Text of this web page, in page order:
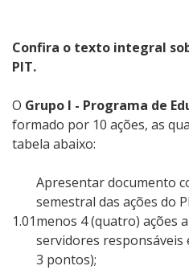
Confira o texto integral
PIT.
O Grupo I - Programa de
formado por 10 ações, as
tabela abaixo:
1.01
Apresentar documento
semestral das ações do
menos 4 (quatro) ações
servidores responsáveis
3 pontos);